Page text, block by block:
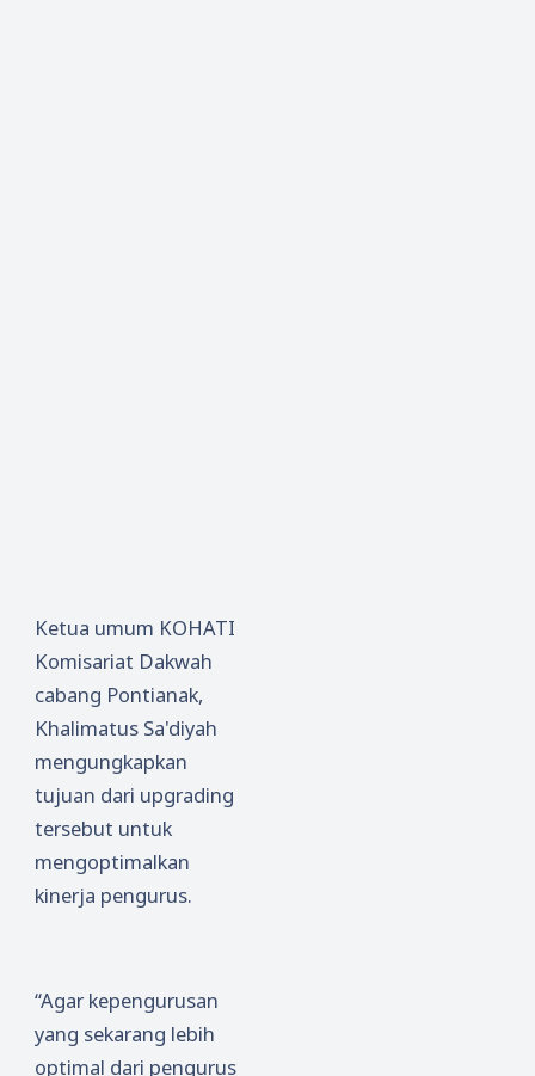
Ketua umum KOHATI
Komisariat Dakwah
cabang Pontianak,
Khalimatus Sa'diyah
mengungkapkan
tujuan dari upgrading
tersebut untuk
mengoptimalkan
kinerja pengurus.
“Agar kepengurusan
yang sekarang lebih
optimal dari pengurus